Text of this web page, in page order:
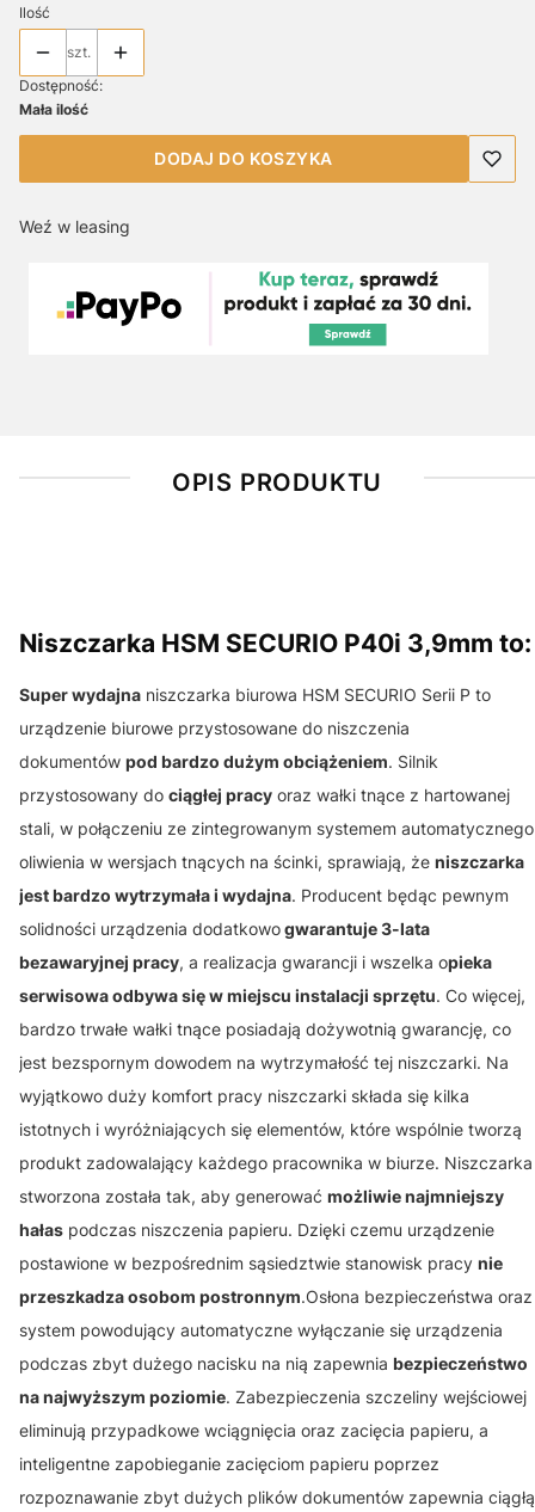
Ilość
szt.
Dostępność:
Mała ilość
DODAJ DO KOSZYKA
Weź w leasing
OPIS PRODUKTU
Niszczarka HSM SECURIO P40i 3,9mm to:
Super wydajna niszczarka biurowa HSM SECURIO Serii P to
urządzenie biurowe przystosowane do niszczenia
dokumentów pod bardzo dużym obciążeniem. Silnik
przystosowany do ciągłej pracy oraz wałki tnące z hartowanej
stali, w połączeniu ze zintegrowanym systemem automatycznego
oliwienia w wersjach tnących na ścinki, sprawiają, że niszczarka
jest bardzo wytrzymała i wydajna. Producent będąc pewnym
solidności urządzenia dodatkowogwarantuje 3-lata
bezawaryjnej pracy, a realizacja gwarancji i wszelka opieka
serwisowa odbywa się w miejscu instalacji sprzętu. Co więcej,
bardzo trwałe wałki tnące posiadają dożywotnią gwarancję, co
jest bezspornym dowodem na wytrzymałość tej niszczarki. Na
wyjątkowo duży komfort pracy niszczarki składa się kilka
istotnych i wyróżniających się elementów, które wspólnie tworzą
produkt zadowalający każdego pracownika w biurze. Niszczarka
stworzona została tak, aby generować możliwie najmniejszy
hałas podczas niszczenia papieru. Dzięki czemu urządzenie
postawione w bezpośrednim sąsiedztwie stanowisk pracy nie
przeszkadza osobom postronnym.Osłona bezpieczeństwa oraz
system powodujący automatyczne wyłączanie się urządzenia
podczas zbyt dużego nacisku na nią zapewnia bezpieczeństwo
na najwyższym poziomie. Zabezpieczenia szczeliny wejściowej
eliminują przypadkowe wciągnięcia oraz zacięcia papieru, a
inteligentne zapobieganie zacięciom papieru poprzez
rozpoznawanie zbyt dużych plików dokumentów zapewnia ciągłą